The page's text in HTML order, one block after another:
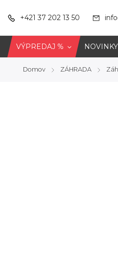
+421 37 202 13 50
VÝPREDAJ % NOVINKY
Domov / ZÁHRADA /